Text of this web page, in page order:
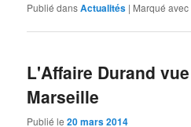
Publié dansActualités | Marqué avec
L'Affaire Durand
Marseille
Publié le20 mars 2014